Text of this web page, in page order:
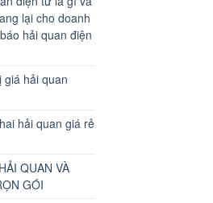
lại cho doanh
hải quan điện
giá hải quan
hải quan giá rẻ
QUAN VÀ
GÓI